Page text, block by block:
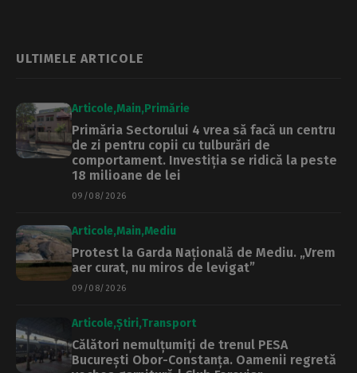
ULTIMELE ARTICOLE
Articole Main Primărie
Primăria Sectorului 4 vrea să facă un centru
de zi pentru copii cu tulburări de
comportament. Investiția se ridică la peste
18 milioane de lei
09/08/2026
Articole Main Mediu
Protest la Garda Națională de Mediu. „Vrem
aer curat, nu miros de levigat”
09/08/2026
Articole Știri Transport
Călători nemulțumiți de trenul PESA
București Obor-Constanța. Oamenii regretă